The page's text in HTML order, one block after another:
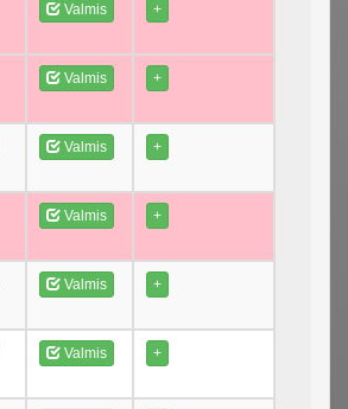
Valmis +
Valmis +
Valmis +
Valmis +
Valmis +
Valmis +